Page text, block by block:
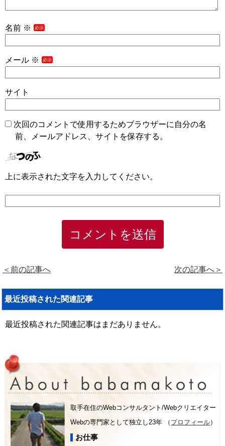
名前 ※
メール ※
サイト
次回のコメントで使用するためブラウザーに自分の名
前、メールアドレス、サイトを保存する。
上に表示された文字を入力してください。
＜前の記事へ 次の記事へ＞
最近投稿された関連記事
最近投稿された関連記事はまだありません。
取手在住のWebコンサルタント/Webクリエイター
Webの専門家として独立し23年 （ プロフィール）
お仕事